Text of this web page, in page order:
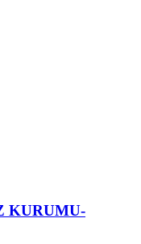
KURUMU-